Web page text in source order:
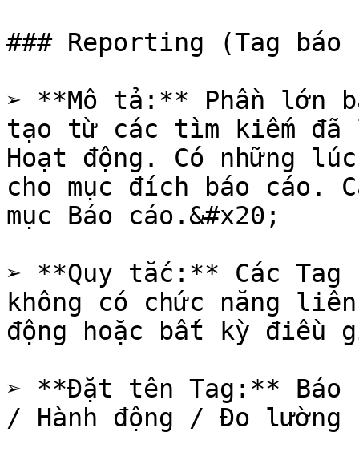
### Reporting (Tag báo
➢ **Mô tả:** Phần lớn
tạo từ các tìm kiếm đã
Hoạt động. Có những
cho mục đích báo cáo.
mục Báo cáo.&#x20;
➢ **Quy tắc:** Các Tag
không có chức năng
động hoặc bất kỳ điều
➢ **Đặt tên Tag:**
/ Hành động / Đo lường